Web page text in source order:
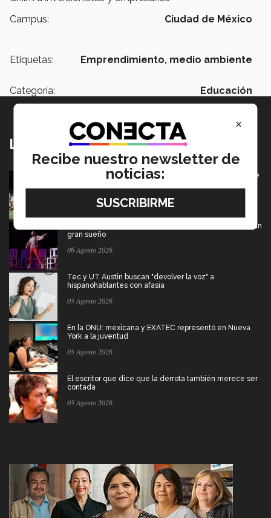
Campus:
Ciudad de México
Etiquetas: Emprendimiento, medio ambiente
Categoría: Educación
Lo más nuevo
Borregos CCM van por el campeonato en Liga Mayor de
06 Agosto 2026
De PrepaTec Qro al mundo: el escenario donde nació un
gran sueño
06 Agosto 2026
Tec y UT Austin buscan "devolver la voz" a
hispanohablantes con afasia
05 Agosto 2026
En la ONU: mexicana y EXATEC representó en Nueva
York a la juventud
05 Agosto 2026
El escritor que dice que la derrota también merece ser
contada
05 Agosto 2026
×
Recibe nuestro newsletter de
noticias: